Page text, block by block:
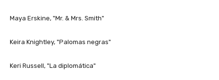
Maya Erskine, "Mr. & Mrs. Smith"
Keira Knightley, "Palomas negras"
Keri Russell, "La diplomática"